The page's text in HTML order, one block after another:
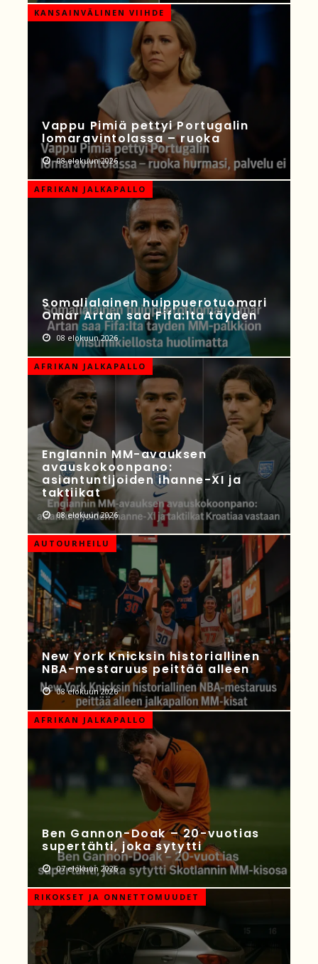
KANSAINVÄLINEN VIIHDE
Vappu Pimiä pettyi Portugalin
lomaravintolassa – ruoka
08 elokuun 2026
AFRIKAN JALKAPALLO
Somalialainen huippuerotuomari
Omar Artan saa Fifa:lta täyden
08 elokuun 2026
AFRIKAN JALKAPALLO
Englannin MM-avauksen
avauskokoonpano:
asiantuntijoiden ihanne-XI ja
taktiikat
08 elokuun 2026
AUTOURHEILU
New York Knicksin historiallinen
NBA-mestaruus peittää alleen
08 elokuun 2026
AFRIKAN JALKAPALLO
Ben Gannon-Doak – 20-vuotias
supertähti, joka sytytti
07 elokuun 2026
RIKOKSET JA ONNETTOMUUDET